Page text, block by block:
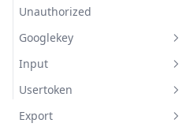
Unauthorized
Googlekey
Invalid
Notfound
Input
Invalid
Length
Usertoken
Invalid
Export